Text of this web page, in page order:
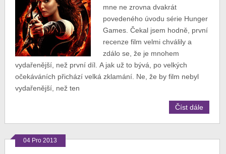
mne ne zrovna dvakrát
povedeného úvodu série Hunger
Games. Čekal jsem hodně, první
recenze film velmi chválily a
zdálo se, že je mnohem
vydařenější, než první díl. A jak už to bývá, po velkých
očekáváních přichází velká zklamání. Ne, že by film nebyl
vydařenější, než ten
Číst dále
04 Pro 2013